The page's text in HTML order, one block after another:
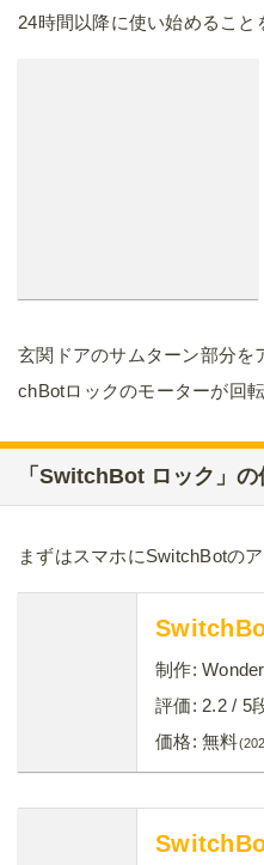
24時間以降に使い始めること
玄関ドアのサムターン部分を
chBotロックのモーターが回
「SwitchBot ロック」の
まずはスマホにSwitchBotの
制作:
評価: 2.2/ 5
価格: 無料